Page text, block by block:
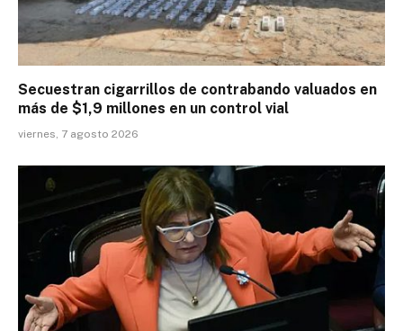
Secuestran cigarrillos de contrabando valuados en
más de $1,9 millones en un control vial
viernes, 7 agosto 2026